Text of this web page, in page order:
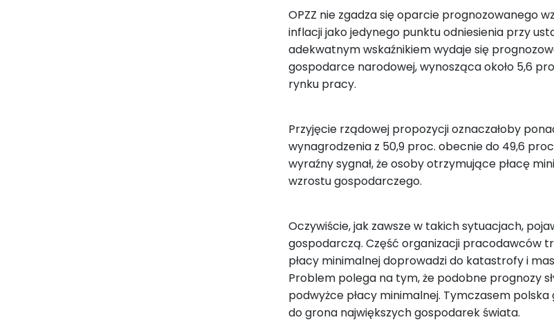
OPZZ nie zgadza się oparcie prognozowanego
inflacji jako jedynego punktu odniesienia przy
adekwatnym wskaźnikiem wydaje się
gospodarce narodowej, wynosząca około 5,6
rynku pracy.
Przyjęcie rządowej propozycji oznaczałoby
wynagrodzenia z 50,9 proc. obecnie do 49,6
wyraźny sygnał, że osoby otrzymujące płacę
wzrostu gospodarczego.
Oczywiście, jak zawsze w takich sytuacjach,
gospodarczą. Część organizacji pracodawców
płacy minimalnej doprowadzi do katastrofy i
Problem polega na tym, że podobne prognozy
podwyżce płacy minimalnej. Tymczasem
do grona największych gospodarek świata.